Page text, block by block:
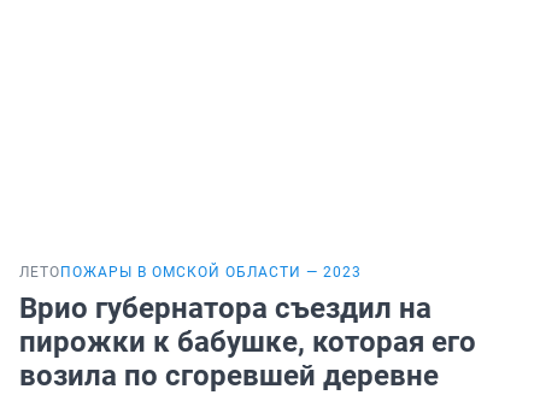
ЛЕТО ПОЖАРЫ В ОМСКОЙ ОБЛАСТИ — 2023
Врио губернатора съездил на
пирожки к бабушке, которая его
возила по сгоревшей деревне